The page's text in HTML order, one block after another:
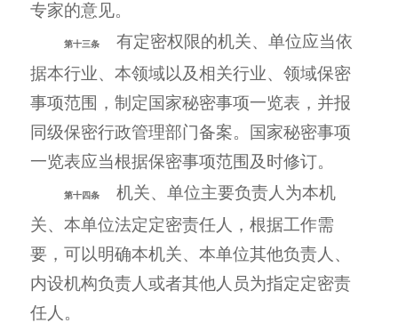
专家的意见。
第十三条
有定密权限的机关、单位应当依
据本行业、本领域以及相关行业、领域保密
事项范围，制定国家秘密事项一览表，并报
同级保密行政管理部门备案。国家秘密事项
一览表应当根据保密事项范围及时修订。
第十四条
机关、单位主要负责人为本机
关、本单位法定定密责任人，根据工作需
要，可以明确本机关、本单位其他负责人、
内设机构负责人或者其他人员为指定定密责
任人。